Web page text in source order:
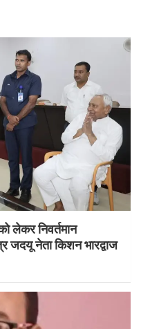
लेकर निवर्तमान
जदयू नेता किशन भारद्वाज